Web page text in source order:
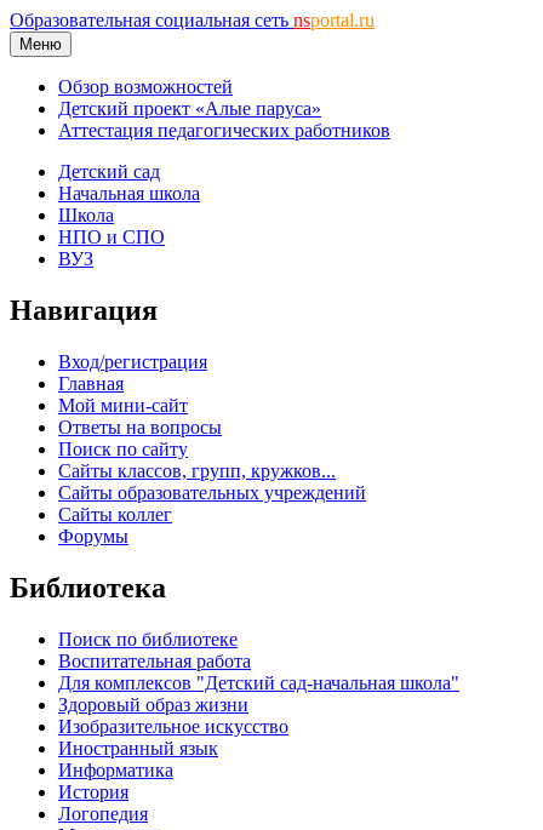
Образовательная социальная сеть nsportal.ru
Меню
Обзор возможностей
Детский проект «Алые паруса»
Аттестация педагогических работников
Детский сад
Начальная школа
Школа
НПО и СПО
ВУЗ
Навигация
Вход/регистрация
Главная
Мой мини-сайт
Ответы на вопросы
Поиск по сайту
Сайты классов, групп, кружков...
Сайты образовательных учреждений
Сайты коллег
Форумы
Библиотека
Поиск по библиотеке
Воспитательная работа
Для комплексов "Детский сад-начальная школа"
Здоровый образ жизни
Изобразительное искусство
Иностранный язык
Информатика
История
Логопедия